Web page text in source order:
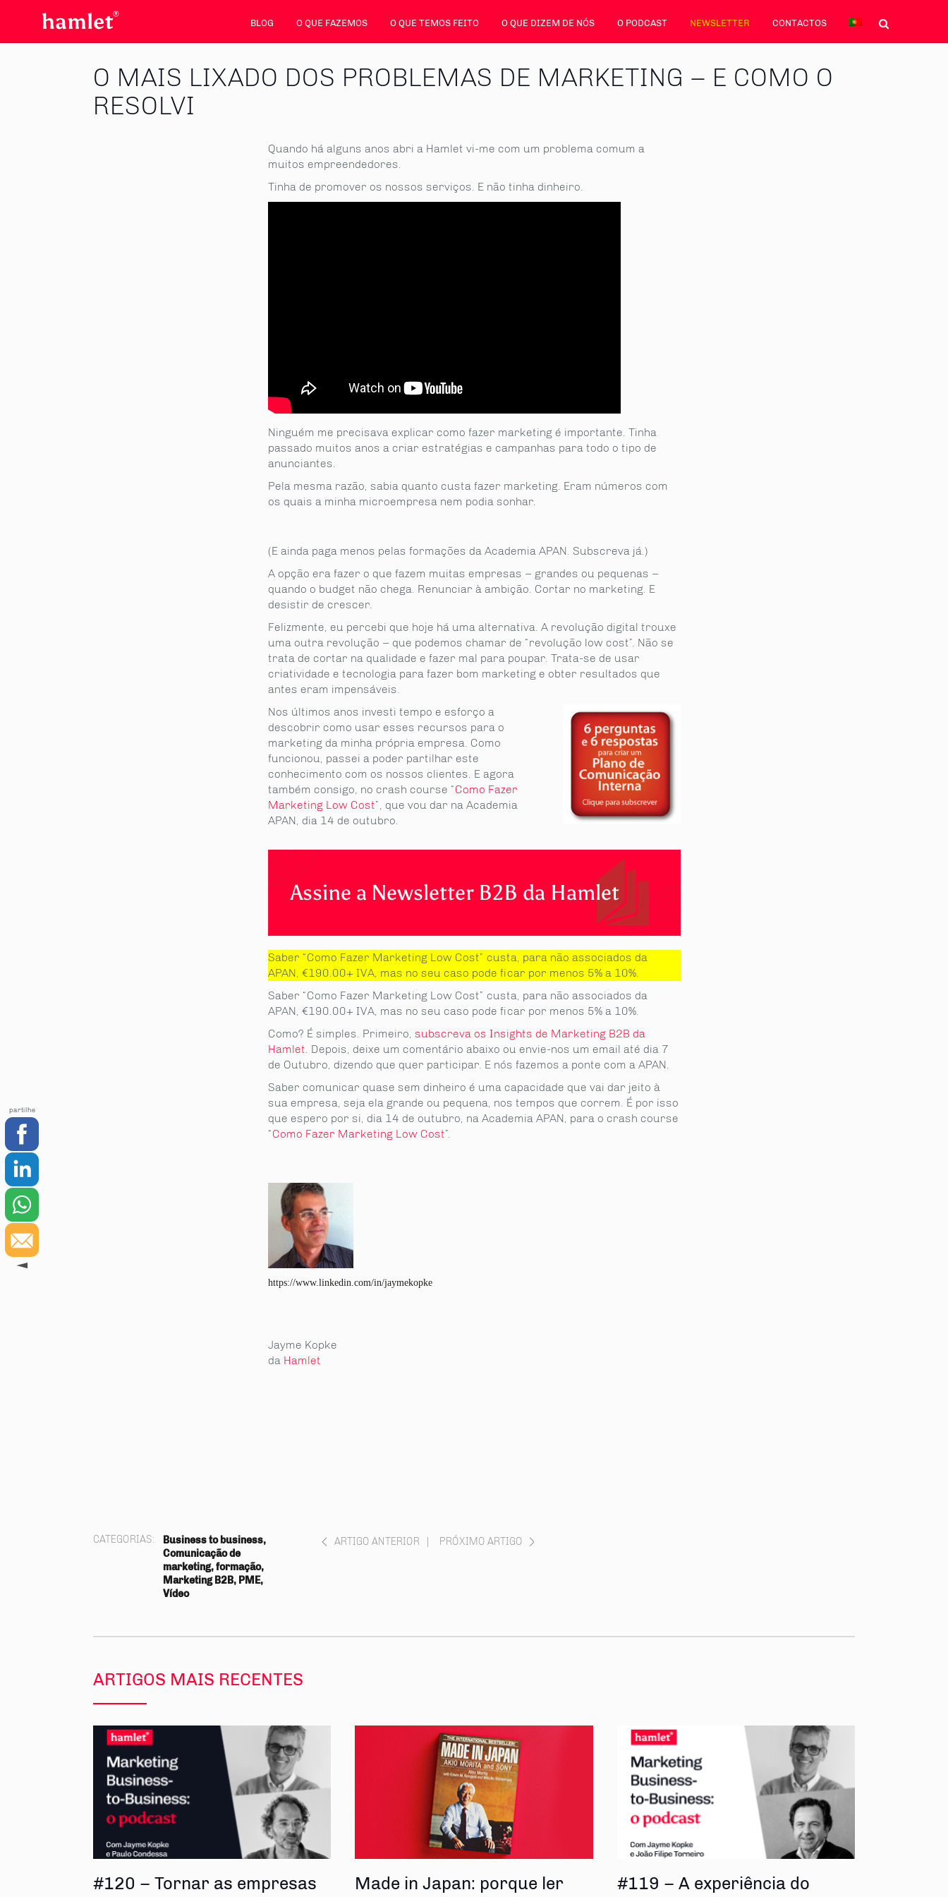
BLOG O QUE FAZEMOS O QUE TEMOS FEITO O QUE DIZEM DE NÓS O PODCAST NEWSLETTER CONTACTOS
O MAIS LIXADO DOS PROBLEMAS DE MARKETING – E COMO O
RESOLVI
Quando há alguns anos abri a Hamlet vi-me com um problema comum a
muitos empreendedores.
Tinha de promover os nossos serviços. E não tinha dinheiro.
Ninguém me precisava explicar como fazer marketing é importante. Tinha
passado muitos anos a criar estratégias e campanhas para todo o tipo de
anunciantes.
Pela mesma razão, sabia quanto custa fazer marketing. Eram números com
os quais a minha microempresa nem podia sonhar.
(E ainda paga menos pelas formações da Academia APAN. Subscreva já.)
A opção era fazer o que fazem muitas empresas – grandes ou pequenas –
quando o budget não chega. Renunciar à ambição. Cortar no marketing. E
desistir de crescer.
Felizmente, eu percebi que hoje há uma alternativa. A revolução digital trouxe
uma outra revolução – que podemos chamar de “revolução low cost”. Não se
trata de cortar na qualidade e fazer mal para poupar. Trata-se de usar
criatividade e tecnologia para fazer bom marketing e obter resultados que
antes eram impensáveis.
Nos últimos anos investi tempo e esforço a
descobrir como usar esses recursos para o
marketing da minha própria empresa. Como
funcionou, passei a poder partilhar este
conhecimento com os nossos clientes. E agora
também consigo, no crash course “Como Fazer
Marketing Low Cost”, que vou dar na Academia
APAN, dia 14 de outubro.
Assine a Newsletter B2B da Hamlet
Saber “Como Fazer Marketing Low Cost” custa, para não associados da
APAN, €190.00+ IVA, mas no seu caso pode ficar por menos 5% a 10%.
Saber “Como Fazer Marketing Low Cost” custa, para não associados da
APAN, €190.00+ IVA, mas no seu caso pode ficar por menos 5% a 10%.
Como? É simples. Primeiro, subscreva os Insights de Marketing B2B da
Hamlet. Depois, deixe um comentário abaixo ou envie-nos um email até dia 7
de Outubro, dizendo que quer participar. E nós fazemos a ponte com a APAN.
Saber comunicar quase sem dinheiro é uma capacidade que vai dar jeito à
sua empresa, seja ela grande ou pequena, nos tempos que correm. É por isso
que espero por si, dia 14 de outubro, na Academia APAN, para o crash course
“Como Fazer Marketing Low Cost”.
https://www.linkedin.com/in/jaymekopke
Jayme Kopke
da Hamlet
CATEGORIAS:
Business to business,
Comunicação de
marketing, formação,
Marketing B2B, PME,
Vídeo
ARTIGO ANTERIOR PRÓXIMO ARTIGO
ARTIGOS MAIS RECENTES
#120 – Tornar as empresas
Made in Japan: porque ler
#119 – A experiência do
partilhe